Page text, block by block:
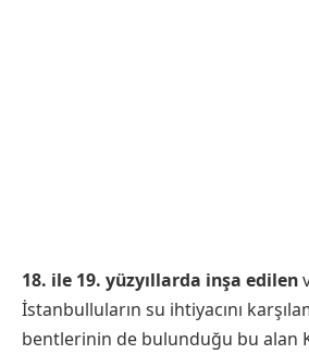
18. ile 19. yüzyıllarda inşa edilen
İstanbulluların su ihtiyacını
bentlerinin de bulunduğu bu alan